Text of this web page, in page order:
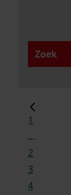
Zoek
1
...
2
3
4